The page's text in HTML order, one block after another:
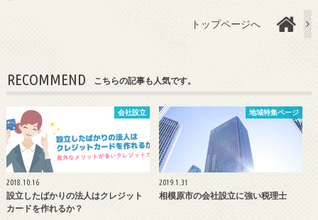
トップページへ
RECOMMEND こちらの記事も人気です。
会社設立
2018.10.16
設立したばかりの法人はクレジット
カードを作れるか？
地域特集ページ
2019.1.31
相模原市の会社設立に強い税理士